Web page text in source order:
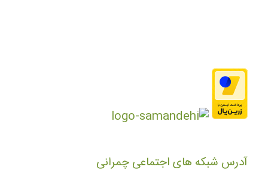
آدرس شبکه های اجتماعی چمرانی